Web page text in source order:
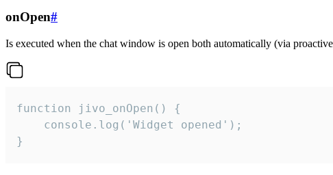
onOpen#
Is executed when the chat window is open both automatically (via
function jivo_onOpen() {
    console.log('Widget opened');
}